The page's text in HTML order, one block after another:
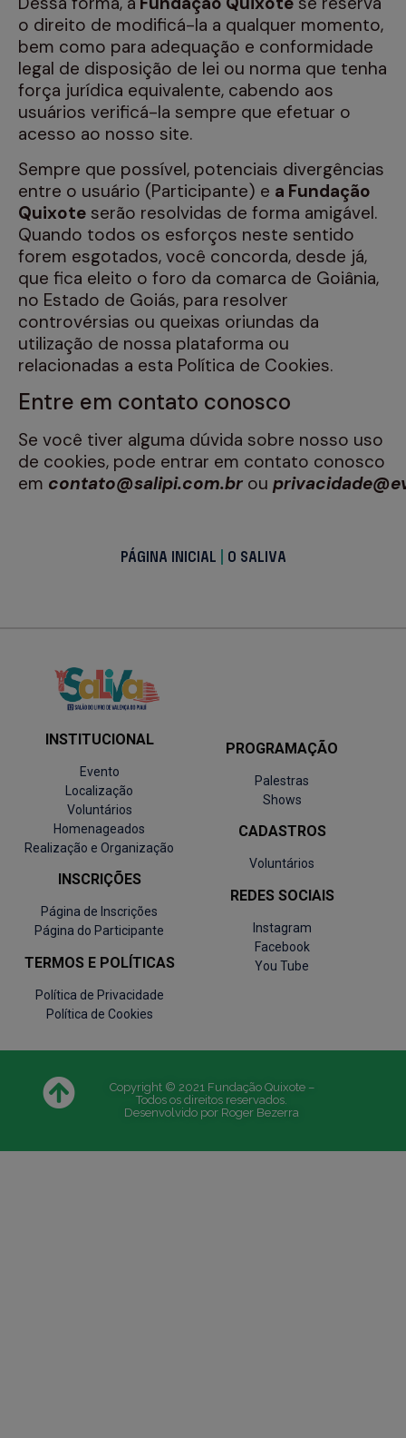
o direito de modificá-la a qualquer momento,
bem como para adequação e conformidade
legal de disposição de lei ou norma que tenha
força jurídica equivalente, cabendo aos
usuários verificá-la sempre que efetuar o
acesso ao nosso site.
Sempre que possível, potenciais divergências
entre o usuário (Participante) e a Fundação
Quixote serão resolvidas de forma amigável.
Quando todos os esforços neste sentido
forem esgotados, você concorda, desde já,
que fica eleito o foro da comarca de Goiânia,
no Estado de Goiás, para resolver
controvérsias ou queixas oriundas da
utilização de nossa plataforma ou
relacionadas a esta Política de Cookies.
Entre em contato conosco
Se você tiver alguma dúvida sobre nosso uso
de cookies, pode entrar em contato conosco
em contato@salipi.com.br ou
PÁGINA INICIAL O SALIVA
INSTITUCIONAL
Evento
Localização
Voluntários
Homenageados
Realização e Organização
INSCRIÇÕES
Página de Inscrições
Página do Participante
TERMOS E POLÍTICAS
Política de Privacidade
Política de Cookies
PROGRAMAÇÃO
Palestras
Shows
CADASTROS
Voluntários
REDES SOCIAIS
Instagram
Facebook
You Tube
Copyright © 2021 Fundação Quixote –
Todos os direitos reservados.
Desenvolvido por Roger Bezerra